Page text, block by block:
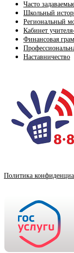
Часто
Школьный
Региональный
Кабинет
Финансовая
Наставничество
Политика